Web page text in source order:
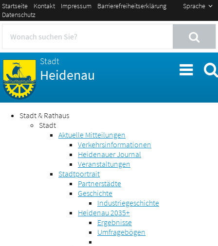
Sprache
Startseite Kontakt Impressum
Barrierefreiheitserklärung
Datenschutz
Stadt
Heidenau
Stadt & Rathaus
Stadt
Aktuelle Mitteilungen
Verkehrsinformationen
Heidenauer Journal
Veranstaltungen
Stadtportrait
Partnerstädte
Geschichte
Industriegeschichte
Heidenau 2035+
Ergebnisse
Umfragebögen